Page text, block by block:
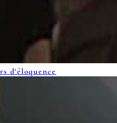
d’éloquence